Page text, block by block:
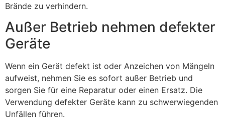
Brände zu verhindern.
Außer Betrieb nehmen defekter
Geräte
Wenn ein Gerät defekt ist oder Anzeichen von Mängeln
aufweist, nehmen Sie es sofort außer Betrieb und
sorgen Sie für eine Reparatur oder einen Ersatz. Die
Verwendung defekter Geräte kann zu schwerwiegenden
Unfällen führen.